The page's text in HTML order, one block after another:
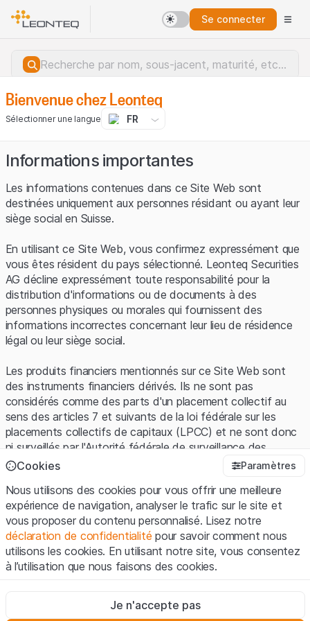
Se connecter
Erreur du serveur.
Bienvenue chez Leonteq
Sélectionner une langue FR
Informations importantes
Les informations contenues dans ce Site Web sont
destinées uniquement aux personnes résidant ou ayant leur
siège social en Suisse.
En utilisant ce Site Web, vous confirmez expressément que
vous êtes résident du pays sélectionné. Leonteq Securities
AG décline expressément toute responsabilité pour la
distribution d'informations ou de documents à des
personnes physiques ou morales qui fournissent des
informations incorrectes concernant leur lieu de résidence
légal ou leur siège social.
Les produits financiers mentionnés sur ce Site Web sont
des instruments financiers dérivés. Ils ne sont pas
considérés comme des parts d'un placement collectif au
sens des articles 7 et suivants de la loi fédérale sur les
placements collectifs de capitaux (LPCC) et ne sont donc
ni surveillés par l'Autorité fédérale de surveillance des
marchés financiers (FINMA) ni enregistrés auprès de la
protection spécifique des investisseurs prévue par la LPCC.
Conditions d'utilisation et informations juridiques
En utilisant le Site Web de Leonteq Securities AG (ci-après
"Site Web"), vous confirmez que vous avez compris et que
vous acceptez les informations juridiques, les notes
vous n'acceptez pas les Conditions d'utilisation, veuillez-
vous abstenir d'utiliser ce Site Web.
Cookies Paramètres
Nous utilisons des cookies pour vous offrir une meilleure
expérience de navigation, analyser le trafic sur le site et
vous proposer du contenu personnalisé. Lisez notre
déclaration de confidentialité pour savoir comment nous
utilisons les cookies. En utilisant notre site, vous consentez
à l’utilisation que nous faisons des cookies.
Ces cookies sont nécessaires au bon fonctionnement du site
Je n'accepte pas